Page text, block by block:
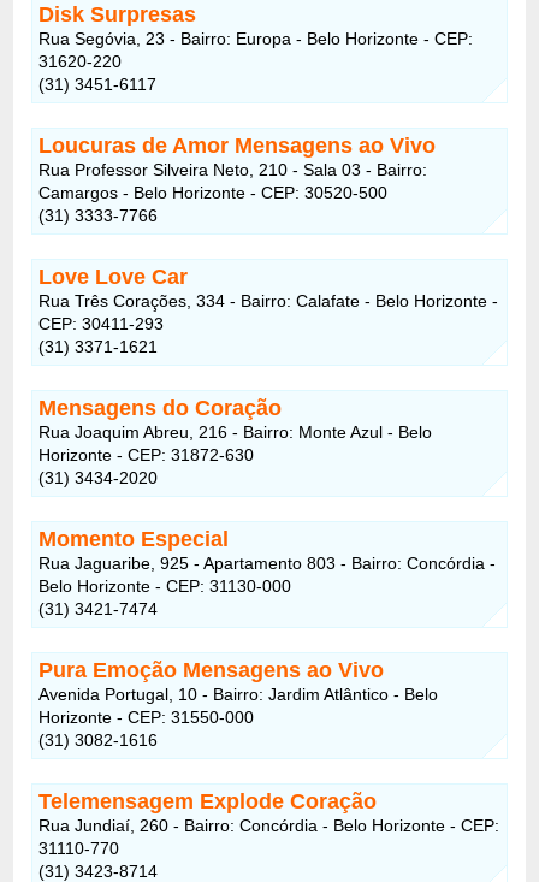
Disk Surpresas
Rua Segóvia, 23 - Bairro: Europa - Belo Horizonte - CEP:
31620-220
(31) 3451-6117
Loucuras de Amor Mensagens ao Vivo
Rua Professor Silveira Neto, 210 - Sala 03 - Bairro:
Camargos - Belo Horizonte - CEP: 30520-500
(31) 3333-7766
Love Love Car
Rua Três Corações, 334 - Bairro: Calafate - Belo Horizonte -
CEP: 30411-293
(31) 3371-1621
Mensagens do Coração
Rua Joaquim Abreu, 216 - Bairro: Monte Azul - Belo
Horizonte - CEP: 31872-630
(31) 3434-2020
Momento Especial
Rua Jaguaribe, 925 - Apartamento 803 - Bairro: Concórdia -
Belo Horizonte - CEP: 31130-000
(31) 3421-7474
Pura Emoção Mensagens ao Vivo
Avenida Portugal, 10 - Bairro: Jardim Atlântico - Belo
Horizonte - CEP: 31550-000
(31) 3082-1616
Telemensagem Explode Coração
Rua Jundiaí, 260 - Bairro: Concórdia - Belo Horizonte - CEP:
31110-770
(31) 3423-8714